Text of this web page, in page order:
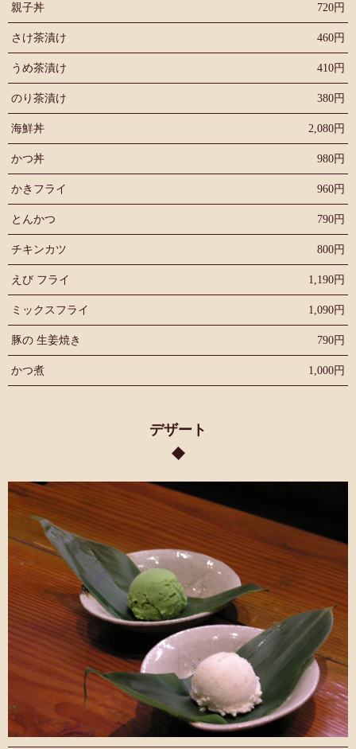
親子丼 720円
さけ茶漬け 460円
うめ茶漬け 410円
のり茶漬け 380円
海鮮丼 2,080円
かつ丼 980円
かきフライ 960円
とんかつ 790円
チキンカツ 800円
えび フライ 1,190円
ミックスフライ 1,090円
豚の 生姜焼き 790円
かつ煮 1,000円
デザート